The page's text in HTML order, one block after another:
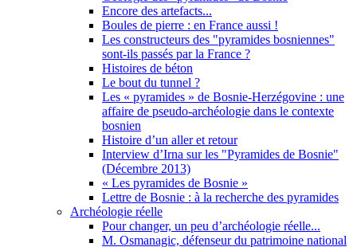
Encore des artefacts...
Boules de pierre : en France aussi !
Les constructeurs des "pyramides bosniennes"
sont-ils passés par la France ?
Histoires de béton
Le bout du tunnel ?
Les « pyramides » de Bosnie-Herzégovine : une
affaire de pseudo-archéologie dans le contexte
bosnien
Histoire d’un aller et retour
Interview d’Irna sur les "Pyramides de Bosnie"
(Décembre 2013)
« Les pyramides de Bosnie »
Lettre de Bosnie : à la recherche des pyramides
Archéologie réelle
Pour changer, un peu d’archéologie réelle...
M. Osmanagic, défenseur du patrimoine national